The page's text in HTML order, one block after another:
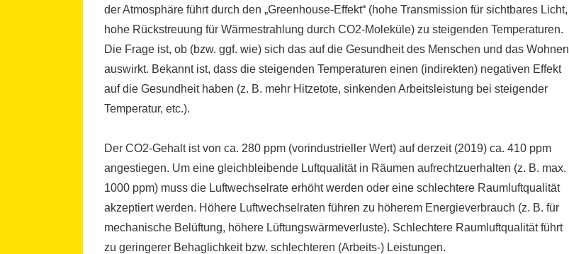
der Atmosphäre führt durch den „Greenhouse-Effekt“ (hohe Transmission für sichtbares Licht,
hohe Rückstreuung für Wärmestrahlung durch CO2-Moleküle) zu steigenden Temperaturen.
Die Frage ist, ob (bzw. ggf. wie) sich das auf die Gesundheit des Menschen und das Wohnen
auswirkt. Bekannt ist, dass die steigenden Temperaturen einen (indirekten) negativen Effekt
auf die Gesundheit haben (z. B. mehr Hitzetote, sinkenden Arbeitsleistung bei steigender
Temperatur, etc.).
Der CO2-Gehalt ist von ca. 280 ppm (vorindustrieller Wert) auf derzeit (2019) ca. 410 ppm
angestiegen. Um eine gleichbleibende Luftqualität in Räumen aufrechtzuerhalten (z. B. max.
1000 ppm) muss die Luftwechselrate erhöht werden oder eine schlechtere Raumluftqualität
akzeptiert werden. Höhere Luftwechselraten führen zu höherem Energieverbrauch (z. B. für
mechanische Belüftung, höhere Lüftungswärmeverluste). Schlechtere Raumluftqualität führt
zu geringerer Behaglichkeit bzw. schlechteren (Arbeits-) Leistungen.